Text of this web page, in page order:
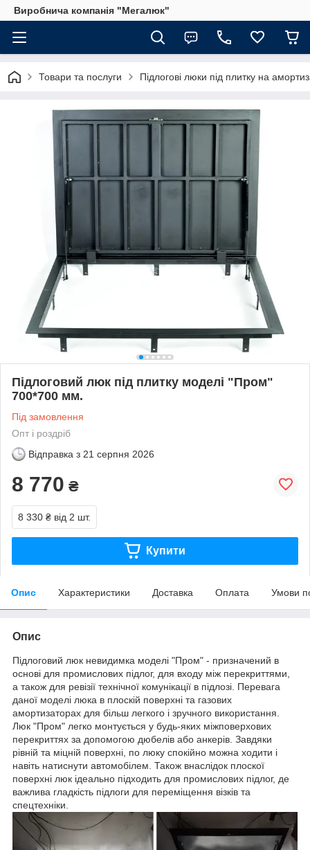
Виробнича компанія "Мегалюк"
Товари та послуги Підлогові люки під плитку на
Підлоговий люк під плитку моделі "Пром"
700*700 мм.
Під замовлення
Опт і роздріб
Відправка з 21 серпня 2026
8 770 ₴
8 330 ₴ від 2 шт.
Купити
Опис Характеристики Доставка Оплата Умови
Опис
Підлоговий люк невидимка моделі "Пром" - призначений в
основі для промислових підлог, для входу між перекриттями,
а також для ревізії технічної комунікації в підлозі. Перевага
даної моделі люка в плоскій поверхні та газових
амортизаторах для більш легкого і зручного використання.
Люк "Пром" легко монтується у будь-яких міжповерхових
перекриттях за допомогою дюбелів або анкерів. Завдяки
рівній та міцній поверхні, по люку спокійно можна ходити і
навіть натиснути автомобілем. Також внаслідок плоскої
поверхні люк ідеально підходить для промислових підлог, де
важлива гладкість підлоги для переміщення візків та
спецтехніки.